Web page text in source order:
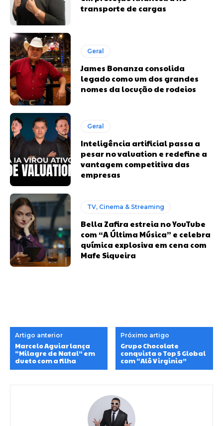
transporte de cargas
Geral
James Bonanza consolida
legado como um dos grandes
nomes da locução de rodeios
Geral
Inteligência artificial passa a
pesar no valuation e redefine a
vantagem competitiva das
empresas
TV, Cinema & Streaming
Bella Zafira estreia no YouTube
com “A Última Música” e celebra
química explosiva em cena com
Mafe Siqueira
Artigo anterior
Marcelo Aguiar lança
“Milagre de Natal” em
dueto com a filha
Próximo artigo
Grupo Chocolate
conquista o Top 5 Global
com “Alô Virginia”